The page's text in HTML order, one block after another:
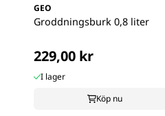
GEO
Groddningsburk 0,8 liter
229,00 kr
I lager
Köp nu